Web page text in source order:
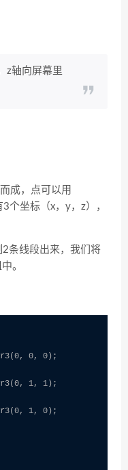
z轴向屏幕里
成，点可以用
个坐标（x，y，z），
2条线段出来，我们将
。
0, 0);
1, 1);
1, 0);